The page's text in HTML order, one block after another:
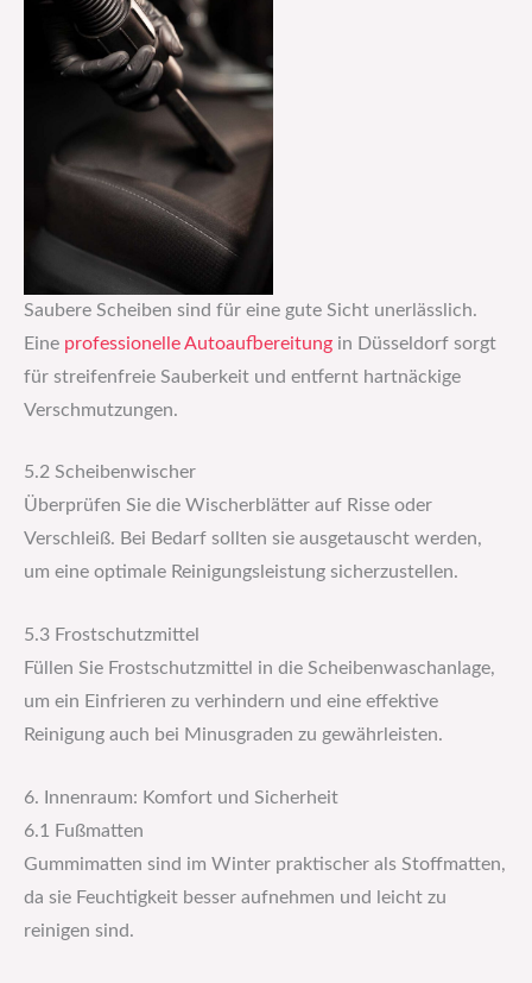
Saubere Scheiben sind für eine gute Sicht unerlässlich.
Eine professionelle Autoaufbereitung in Düsseldorf sorgt
für streifenfreie Sauberkeit und entfernt hartnäckige
Verschmutzungen.
5.2 Scheibenwischer
Überprüfen Sie die Wischerblätter auf Risse oder
Verschleiß. Bei Bedarf sollten sie ausgetauscht werden,
um eine optimale Reinigungsleistung sicherzustellen.
5.3 Frostschutzmittel
Füllen Sie Frostschutzmittel in die Scheibenwaschanlage,
um ein Einfrieren zu verhindern und eine effektive
Reinigung auch bei Minusgraden zu gewährleisten.
6. Innenraum: Komfort und Sicherheit
6.1 Fußmatten
Gummimatten sind im Winter praktischer als Stoffmatten,
da sie Feuchtigkeit besser aufnehmen und leicht zu
reinigen sind.